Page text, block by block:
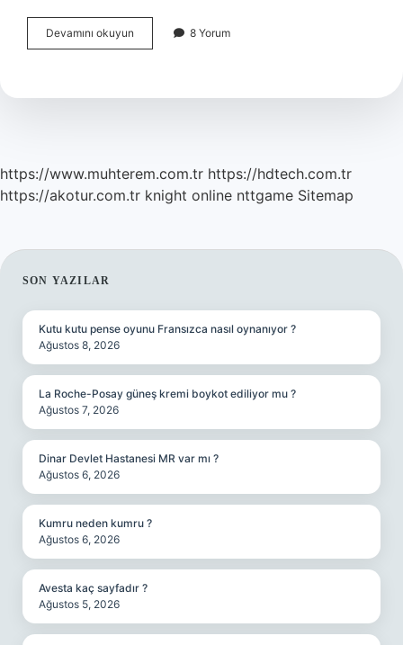
Devamını okuyun
Ayda
Mi
8 Yorum
https://www.muhterem.com.tr https://hdtech.com.tr
https://akotur.com.tr knight online nttgame Sitemap
SIDEBAR
SON YAZILAR
Kutu kutu pense oyunu Fransızca nasıl oynanıyor ?
Ağustos 8, 2026
La Roche-Posay güneş kremi boykot ediliyor mu ?
Ağustos 7, 2026
Dinar Devlet Hastanesi MR var mı ?
Ağustos 6, 2026
Kumru neden kumru ?
Ağustos 6, 2026
Avesta kaç sayfadır ?
Ağustos 5, 2026